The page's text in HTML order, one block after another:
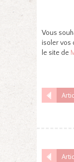
Vous
isoler vos
le site de